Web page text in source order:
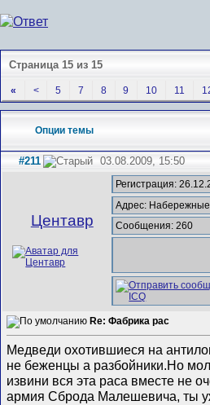
Страница 15 из 15
« < 5 7 8 9 10 11
Опции темы
#211 03.08.2009, 15:50
Центавр
Регистрация:
Адрес:
Сообщения: 260
Re: Фабрика рас
Медведи охотившиеся на
не беженцы а разбойники.Но
извини вся эта раса вместе не
армия Сброда Малешевича, ты